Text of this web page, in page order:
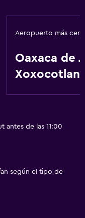
Aeropuerto más
Oaxaca de
Xoxocotlan
antes de las 11:00
según el tipo de